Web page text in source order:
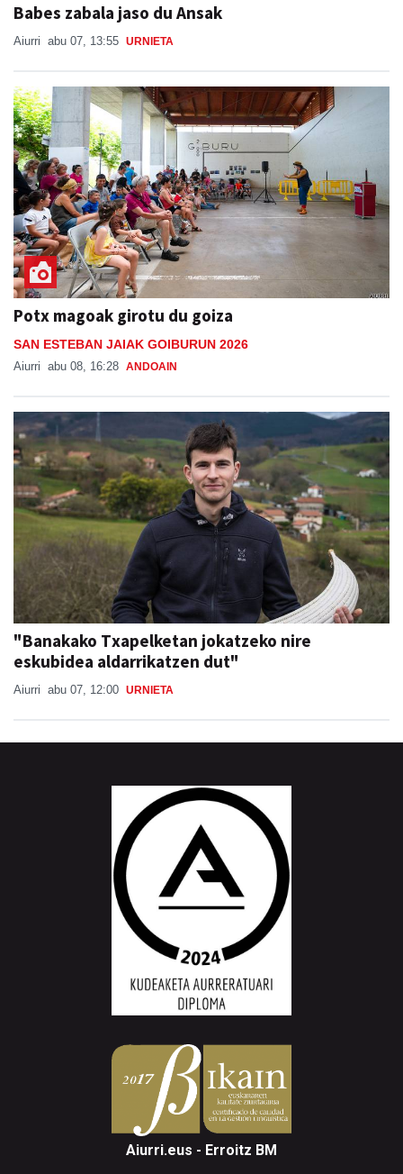
Babes zabala jaso du Ansak
Aiurri abu 07, 13:55 URNIETA
Potx magoak girotu du goiza
SAN ESTEBAN JAIAK GOIBURUN 2026
Aiurri abu 08, 16:28 ANDOAIN
"Banakako Txapelketan jokatzeko nire
eskubidea aldarrikatzen dut"
Aiurri abu 07, 12:00 URNIETA
Aiurri.eus - Erroitz BM